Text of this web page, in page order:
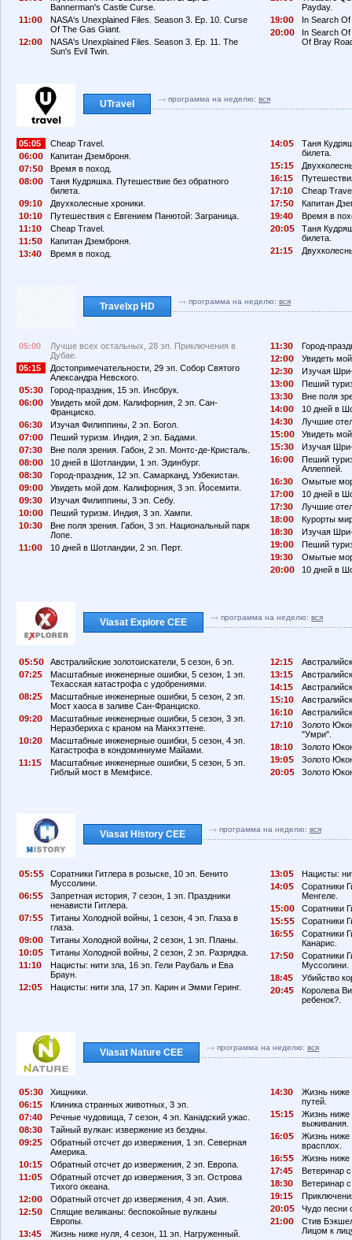
Bannerman's Castle Curse.
11:
NASA's Unexplained Files. Season 3. Ep. 10. Curse
Of The Gas Giant.
12:
NASA's Unexplained Files. Season 3. Ep. 11. The
Sun's Evil Twin.
Payday.
19:
In Search
2
:
In Search
Of Bray
UTravel программа на неделю: вся
05:05
Cheap Travel.
6:
Капитан Дземброня.
7:
Время в поход.
8:
Таня Кудряшка. Путешествие без обратного
билета.
9:1
Двухколесные хроники.
1
:1
Путешествия с Евгением Панютой: Заграница.
11:1
Cheap Travel.
11:
Капитан Дземброня.
13:4
Время в поход.
14:
Таня
билета.
1
:1
16:1
17:1
Cheap
17:
Капитан
19:4
Время в
2
:
Таня
билета.
21:1
Travelxp HD программа на неделю: вся
05:00
Лучше всех остальных, 28 эп. Приключения в
Дубае.
05:15
Достопримечательности, 29 эп. Собор Святого
Александра Невского.
:3
Город-праздник, 15 эп. Инсбрук.
6:
Увидеть мой дом. Калифорния, 2 эп. Сан-
Франциско.
6:3
Изучая Филиппины, 2 эп. Богол.
7:
Пеший туризм. Индия, 2 эп. Бадами.
7:3
Вне поля зрения. Габон, 2 эп. Монтс-де-Кристаль.
8:
10 дней в Шотландии, 1 эп. Эдинбург.
8:3
Город-праздник, 12 эп. Самарканд, Узбекистан.
9:
Увидеть мой дом. Калифорния, 3 эп. Йосемити.
9:3
Изучая Филиппины, 3 эп. Себу.
1
:
Пеший туризм. Индия, 3 эп. Хампи.
1
:3
Вне поля зрения. Габон, 3 эп. Национальный парк
Лопе.
11:
10 дней в Шотландии, 2 эп. Перт.
11:3
Город-
12:
Увидеть
12:3
Изучая
13:
Пеший
13:3
Вне поля
14:
10 дней в
14:3
Лучшие
1
:
Увидеть
1
:3
Изучая
16:
Пеший
Аллеппей.
16:3
Омытые
17:
10 дней в
17:3
Лучшие
18:
Курорты
18:3
Изучая
19:
Пеший
19:3
Омытые
2
: 10 дней в
Viasat Explore CEE программа на неделю: вся
:
Австралийские золотоискатели, 5 сезон, 6 эп.
7:2
Масштабные инженерные ошибки, 5 сезон, 1 эп.
Техасская катастрофа с удобрениями.
8:2
Масштабные инженерные ошибки, 5 сезон, 2 эп.
Мост хаоса в заливе Сан-Франциско.
9:2
Масштабные инженерные ошибки, 5 сезон, 3 эп.
Неразбериха с краном на Манхэттене.
1
:2
Масштабные инженерные ошибки, 5 сезон, 4 эп.
Катастрофа в кондоминиуме Майами.
11:1
Масштабные инженерные ошибки, 5 сезон, 5 эп.
Гиблый мост в Мемфисе.
12:1
13:1
14:1
1
:1
16:1
17:1
Золото
"Умри".
18:1
Золото
19:
Золото
2
: Золото
Viasat History CEE программа на неделю: вся
:
Соратники Гитлера в розыске, 10 эп. Бенито
Муссолини.
6:
Запретная история, 7 сезон, 1 эп. Праздники
ненависти Гитлера.
7:
Титаны Холодной войны, 1 сезон, 4 эп. Глаза в
глаза.
9:
Титаны Холодной войны, 2 сезон, 1 эп. Планы.
1
:
Титаны Холодной войны, 2 сезон, 2 эп. Разрядка.
11:1
Нацисты: нити зла, 16 эп. Гели Раубаль и Ева
Браун.
12:
Нацисты: нити зла, 17 эп. Карин и Эмми Геринг.
13:
Нацисты:
14:
Соратники
Менгеле.
1
:
Соратники
1
:
Соратники
16:
Соратники
Канарис.
17:
Соратники
Муссолини.
18:4
Убийство
2
:4
Королева
ребенок?.
Viasat Nature CEE программа на неделю: вся
:3
Хищники.
6:1
Клиника странных животных, 3 эп.
7:4
Речные чудовища, 7 сезон, 4 эп. Канадский ужас.
8:3
Тайный вулкан: извержение из бездны.
9:2
Обратный отсчет до извержения, 1 эп. Северная
Америка.
1
:1
Обратный отсчет до извержения, 2 эп. Европа.
11:
Обратный отсчет до извержения, 3 эп. Острова
Тихого океана.
12:
Обратный отсчет до извержения, 4 эп. Азия.
12:
Спящие великаны: беспокойные вулканы
Европы.
13:4
Жизнь ниже нуля, 4 сезон, 11 эп. Нагруженный.
14:3
Жизнь ниже
путей.
1
:1
Жизнь ниже
выживания.
16:
Жизнь ниже
врасплох.
16:
Жизнь ниже
17:4
Ветеринар
18:3
Ветеринар
19:1
2
:
Чудо песни
21:
Стив
Лицом к